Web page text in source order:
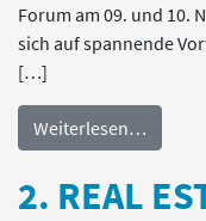
Forum am 09. und 10.
sich auf spannende
[…]
Weiterlesen…
2. REAL